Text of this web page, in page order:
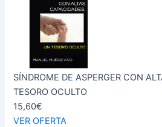
SÍNDROME DE ASPERGER CON
TESORO OCULTO
15,60€
VER OFERTA